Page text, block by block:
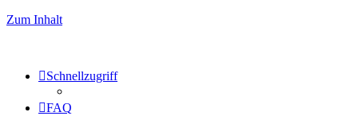
Zum Inhalt
Schnellzugriff
FAQ